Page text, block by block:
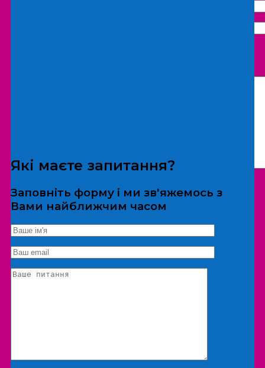
*Дані не передаються третім особам
Екскурсія/локація
Які маєте запитання?
Заповніть форму і ми зв'яжемось з
Вами найближчим часом